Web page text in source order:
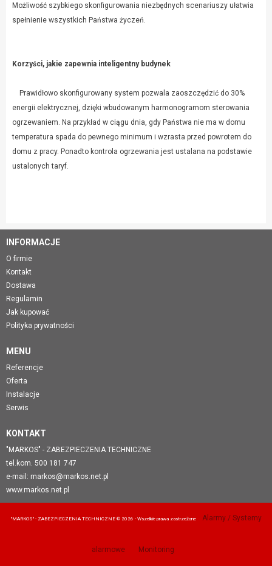
Możliwość szybkiego skonfigurowania niezbędnych scenariuszy ułatwia
spełnienie wszystkich Państwa życzeń.
Korzyści, jakie zapewnia inteligentny budynek
Prawidłowo skonfigurowany system pozwala zaoszczędzić do 30%
energii elektrycznej, dzięki wbudowanym harmonogramom sterowania
ogrzewaniem. Na przykład w ciągu dnia, gdy Państwa nie ma w domu
temperatura spada do pewnego minimum i wzrasta przed powrotem do
domu z pracy. Ponadto kontrola ogrzewania jest ustalana na podstawie
ustalonych taryf.
INFORMACJE
O firmie
Kontakt
Dostawa
Regulamin
Jak kupować
Polityka prywatności
MENU
Referencje
Oferta
Instalacje
Serwis
KONTAKT
"MARKOS" - ZABEZPIECZENIA TECHNICZNE
tel.kom. 500 181 747
e-mail: markos@markos.net.pl
www.markos.net.pl
"MARKOS" - ZABEZPIECZENIA TECHNICZNE © 2026 - Wszelkie prawa zastrzeżone Alarmy / Systemy
alarmowe Monitoring